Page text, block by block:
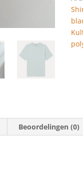
Beoordelingen (0)